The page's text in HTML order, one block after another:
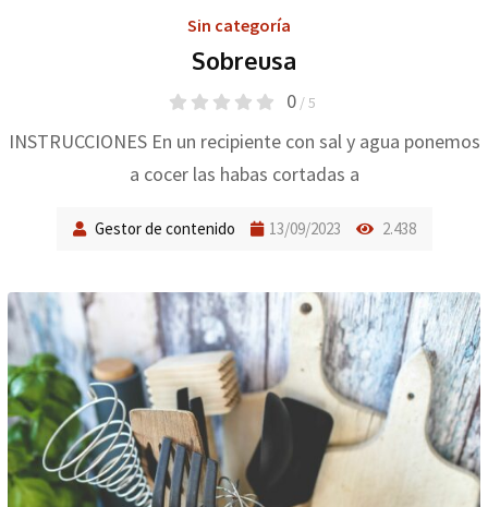
Sin categoría
Sobreusa
0 / 5
INSTRUCCIONES En un recipiente con sal y agua ponemos
a cocer las habas cortadas a
Gestor de contenido 13/09/2023 2.438